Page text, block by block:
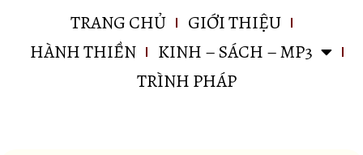
TRANG CHỦ
GIỚI THIỆU
HÀNH THIỀN
KINH – SÁCH – MP3
TRÌNH PHÁP